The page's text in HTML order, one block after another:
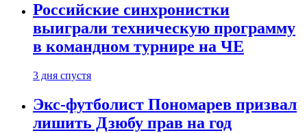
Российские синхронистки
выиграли техническую программу
в командном турнире на ЧЕ
3 дня спустя
Экс-футболист Пономарев призвал
лишить Дзюбу прав на год